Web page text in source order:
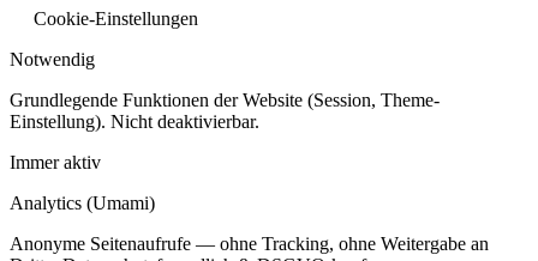
Cookie-Einstellungen
Notwendig
Grundlegende Funktionen der Website (Session, Theme-
Einstellung). Nicht deaktivierbar.
Immer aktiv
Analytics (Umami)
Anonyme Seitenaufrufe — ohne Tracking, ohne Weitergabe an